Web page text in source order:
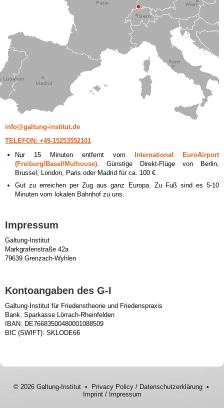
info@galtung-institut.de
TELEFON: +49-15253552101
Nur 15 Minuten entfernt vom
International EuroAirport
(Freiburg/Basel/Mulhouse). Günstige Direkt-Flüge von Berlin,
Brussel, London, Paris oder Madrid für ca. 100 €.
Gut zu erreichen per Zug aus ganz Europa. Zu Fuß sind es 5-10
Minuten vom lokalen Bahnhof zu uns.
Impressum
Galtung-Institut
Markgrafenstraße 42a
79639 Grenzach-Wyhlen
Kontoangaben des G-I
Galtung-Institut für Friedenstheorie und Friedenspraxis
Bank: Sparkasse Lörrach-Rheinfelden
IBAN: DE76683500480001088509
BIC (SWIFT): SKLODE66
© 2026 Galtung-Institut • Privacy Policy/ Datenschutzerklärung•
Imprint/ Impressum